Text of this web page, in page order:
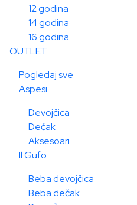
12 godina
14 godina
16 godina
OUTLET
Pogledaj sve
Aspesi
Devojčica
Dečak
Aksesoari
Il Gufo
Beba devojčica
Beba dečak